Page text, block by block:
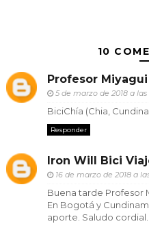
10
Profesor Miyagui
5 de marzo de 2018 a las
BiciChía (Chia,
Responder
Iron Will Bici
16 de marzo de 2018 a las
Buena tarde Profesor
En Bogotá y
aporte. Saludo cordial.